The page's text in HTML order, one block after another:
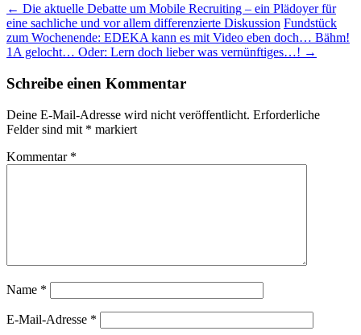
Beitragsnavigation
← Die aktuelle Debatte um Mobile Recruiting – ein Plädoyer für
eine sachliche und vor allem differenzierte Diskussion Fundstück
zum Wochenende: EDEKA kann es mit Video eben doch… Bähm!
1A gelocht… Oder: Lern doch lieber was vernünftiges…! →
Schreibe einen Kommentar
Deine E-Mail-Adresse wird nicht veröffentlicht. Erforderliche
Felder sind mit * markiert
Kommentar *
Name *
E-Mail-Adresse *